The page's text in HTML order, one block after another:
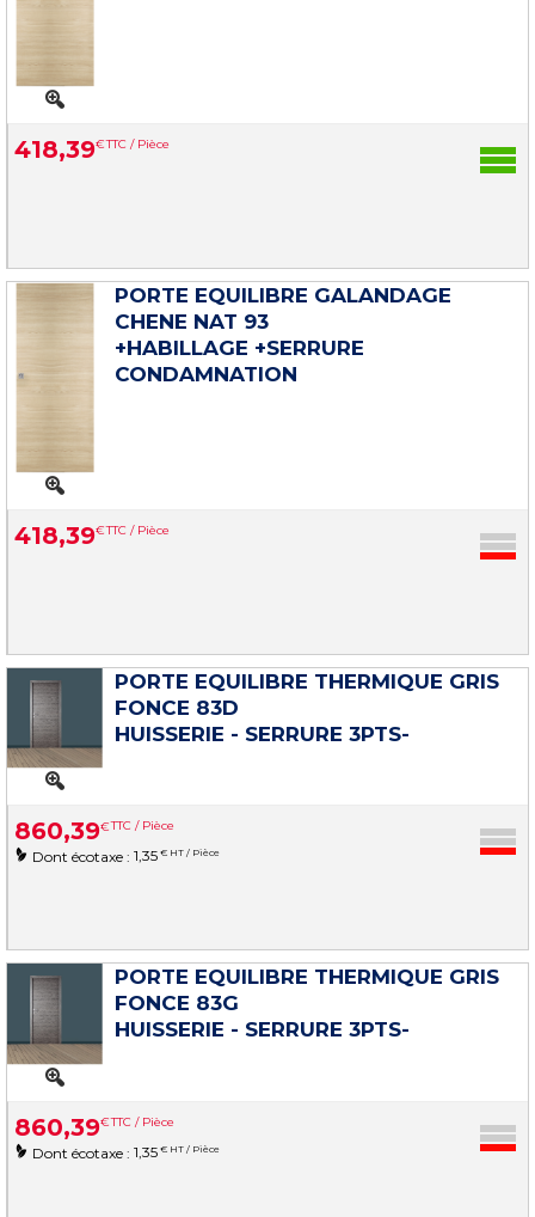
418,39€TTC / Pièce
PORTE EQUILIBRE GALANDAGE
CHENE NAT 93
+HABILLAGE +SERRURE
CONDAMNATION
418,39€TTC / Pièce
PORTE EQUILIBRE THERMIQUE GRIS
FONCE 83D
HUISSERIE - SERRURE 3PTS-
860,39€TTC / Pièce
Dont écotaxe : 1,35 € HT / Pièce
PORTE EQUILIBRE THERMIQUE GRIS
FONCE 83G
HUISSERIE - SERRURE 3PTS-
860,39€TTC / Pièce
Dont écotaxe : 1,35 € HT / Pièce